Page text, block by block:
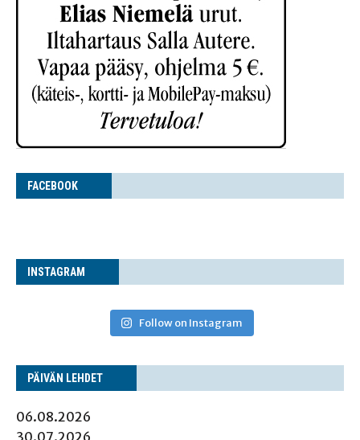
FACE­BOOK
INS­TA­GRAM
Follow on Instagram
PÄI­VÄN LEHDET
06.08.2026
30.07.2026